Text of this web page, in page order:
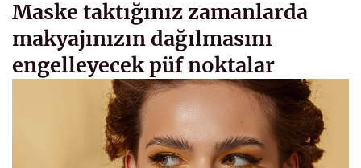
Maske taktığınız zamanlarda
makyajınızın dağılmasını
engelleyecek püf noktalar